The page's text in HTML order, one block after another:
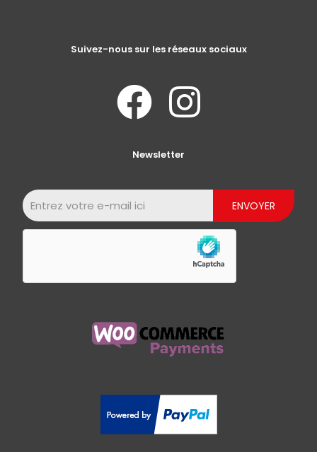
Suivez-nous sur les réseaux sociaux
Newsletter